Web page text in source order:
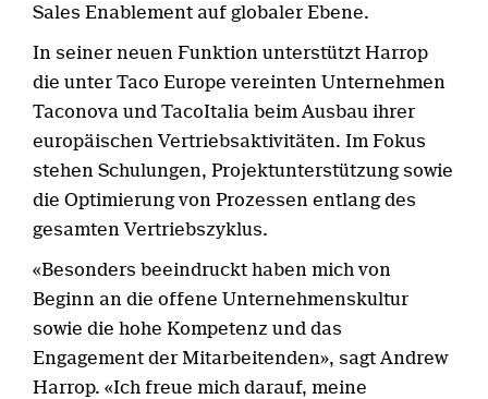
Sales Enablement auf globaler Ebene.
In seiner neuen Funktion unterstützt Harrop
die unter Taco Europe vereinten Unternehmen
Taconova und TacoItalia beim Ausbau ihrer
europäischen Vertriebsaktivitäten. Im Fokus
stehen Schulungen, Projektunterstützung sowie
die Optimierung von Prozessen entlang des
gesamten Vertriebszyklus.
«Besonders beeindruckt haben mich von
Beginn an die offene Unternehmenskultur
sowie die hohe Kompetenz und das
Engagement der Mitarbeitenden», sagt Andrew
Harrop. «Ich freue mich darauf, meine